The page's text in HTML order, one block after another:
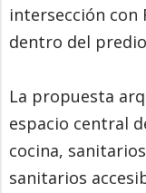
intersección con
dentro del
La propuesta
espacio central
cocina,
sanitarios